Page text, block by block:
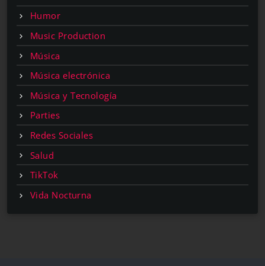
Humor
Music Production
Música
Música electrónica
Música y Tecnología
Parties
Redes Sociales
Salud
TikTok
Vida Nocturna